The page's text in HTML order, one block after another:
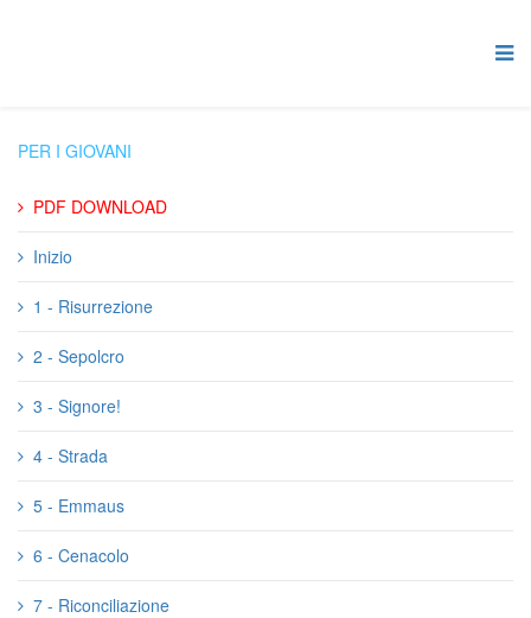
PER I GIOVANI
PDF DOWNLOAD
Inizio
1 - Risurrezione
2 - Sepolcro
3 - Signore!
4 - Strada
5 - Emmaus
6 - Cenacolo
7 - Riconciliazione